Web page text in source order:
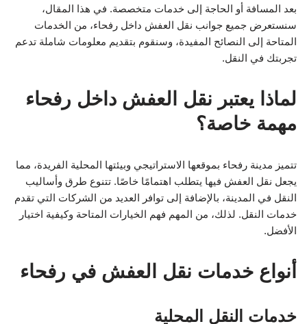
بعد المسافة أو الحاجة إلى خدمات متخصصة. في هذا المقال،
سنستعرض جميع جوانب نقل العفش داخل رفحاء، من الخدمات
المتاحة إلى النصائح المفيدة، وسنقوم بتقديم معلومات شاملة تدعم
تجربتك في النقل.
لماذا يعتبر نقل العفش داخل رفحاء
مهمة خاصة؟
تتميز مدينة رفحاء بموقعها الاستراتيجي وبيئتها المحلية الفريدة، مما
يجعل نقل العفش فيها يتطلب اهتمامًا خاصًا. تتنوع طرق وأساليب
النقل في المدينة، بالإضافة إلى توافر العديد من الشركات التي تقدم
خدمات النقل. لذلك، من المهم فهم الخيارات المتاحة وكيفية اختيار
الأفضل.
أنواع خدمات نقل العفش في رفحاء
خدمات النقل المحلية